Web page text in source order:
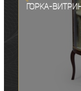
Горка-